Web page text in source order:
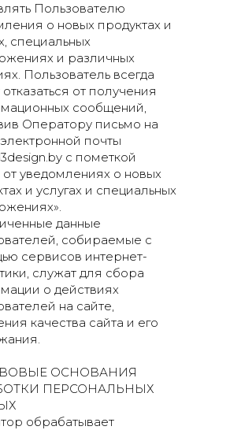
Пользователю
о новых продуктах и
специальных
и различных
Пользователь всегда
от получения
сообщений,
Оператору письмо на
почты
с пометкой
от уведомлениях о новых
и услугах и специальных
данные
собираемые с
сервисов интернет-
служат для сбора
о действиях
на сайте,
качества сайта и его
ОСНОВАНИЯ
ПЕРСОНАЛЬНЫХ
обрабатывает